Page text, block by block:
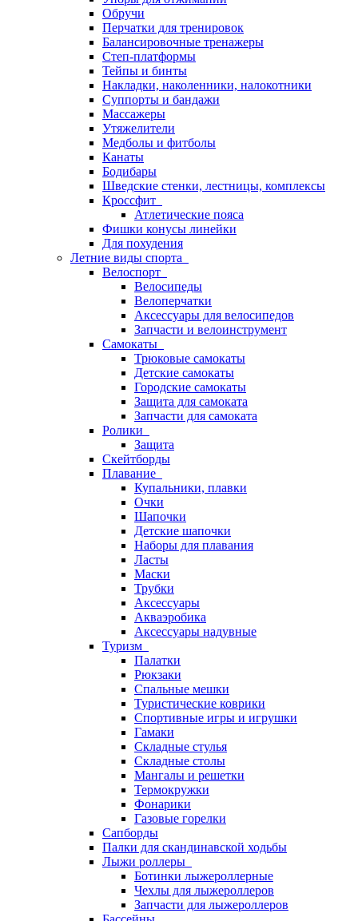
Обручи
Перчатки для тренировок
Балансировочные тренажеры
Степ-платформы
Тейпы и бинты
Накладки, наколенники, налокотники
Суппорты и бандажи
Массажеры
Утяжелители
Медболы и фитболы
Канаты
Бодибары
Шведские стенки, лестницы, комплексы
Кроссфит
Атлетические пояса
Фишки конусы линейки
Для похудения
Летние виды спорта
Велоспорт
Велосипеды
Велоперчатки
Аксессуары для велосипедов
Запчасти и велоинструмент
Самокаты
Трюковые самокаты
Детские самокаты
Городские самокаты
Защита для самоката
Запчасти для самоката
Ролики
Защита
Скейтборды
Плавание
Купальники, плавки
Очки
Шапочки
Детские шапочки
Наборы для плавания
Ласты
Маски
Трубки
Аксессуары
Акваэробика
Аксессуары надувные
Туризм
Палатки
Рюкзаки
Спальные мешки
Туристические коврики
Спортивные игры и игрушки
Гамаки
Складные стулья
Складные столы
Мангалы и решетки
Термокружки
Фонарики
Газовые горелки
Сапборды
Палки для скандинавской ходьбы
Лыжи роллеры
Ботинки лыжероллерные
Чехлы для лыжероллеров
Запчасти для лыжероллеров